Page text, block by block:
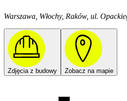
Warszawa, Włochy, Raków, ul.
Zdjęcia z budowy Zobacz na mapie